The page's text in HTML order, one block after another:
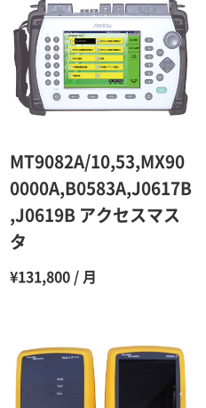
90％（割引率10％）
80％（割引率20％）
75％（割引率25％）
70％（割引率30％）
60％（割引率 40％）
55％（割引率45％）
48％（割引率52％）
45％（割引率55％）
MT9082A/10,53,MX90
0000A,B0583A,J0617B
,J0619B アクセスマス
タ
¥131,800 / 月